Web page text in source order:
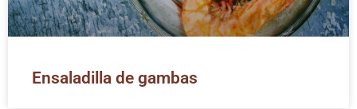
Ensaladilla de gambas